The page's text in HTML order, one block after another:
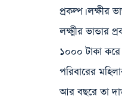
প্রকল্প। লক্ষীর
লক্ষ্মীর ভান্ডার
১০০০ টাকা
পরিবারের
আর বছরে তা